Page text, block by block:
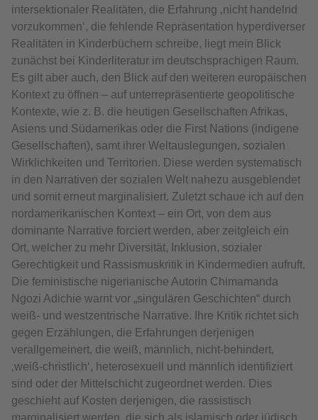
intersektionaler Realitäten, die Erfahrung ‚nicht handelnd
vorzukommen‘, die fehlende Repräsentation hyperdiverser
Realitäten in Kinderbüchern schreibe, liegt mein Blick
zunächst bei Kinderliteratur im deutschsprachigen Raum.
Es gilt aber auch, den Blick auf den weiteren europäischen
Kontext zu öffnen – auf unterrepräsentierte geopolitische
Kontexte, wie z. B. die heutigen Gesellschaften Afrikas,
Asiens und Südamerikas oder die First Nations (indigene
Gesellschaften), samt ihrer Weltauslegungen, sozialen
Wirklichkeiten und Territorien. Diese werden systematisch
in den Narrativen der sozialen Welt nahezu ausgeblendet
und somit erneut marginalisiert. Zuletzt schaue ich auf den
nordamerikanischen Kontext – ein Ort, von dem aus
dominante Narrative forciert werden, aber zeitgleich ein
Ort, welcher zu mehr Diversität, Inklusion, sozialer
Gerechtigkeit und Rassismuskritik in Kindermedien aufruft.
Die feministische nigerianische Autorin Chimamanda
Ngozi Adichie warnt vor „singulären Geschichten“ durch
weiß- und westzentrische Narrative. Ihre Kritik richtet sich
gegen Erzählungen, die Erfahrungen derjenigen
verallgemeinert, die weiß, männlich, nicht-behindert,
‚weiß-christlich‘, heterosexuell und männlich identifiziert
sind oder der Mittelschicht zugeordnet werden. Dies
geschieht auf Kosten derjenigen, die rassistisch
marginalisiert werden, die sich als islamisch oder jüdisch